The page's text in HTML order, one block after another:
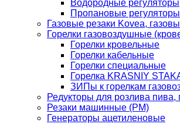
Водородные регуляторы
Пропановые регуляторы
Газовые резаки Kovea,
Горелки газовоздушные
Горелки кровельные
Горелки кабельные
Горелки специальные
Горелка KRASNIY
ЗИПы к горелкам
Редукторы для розлива
Резаки машинные (РМ)
Генераторы ацетиленовые